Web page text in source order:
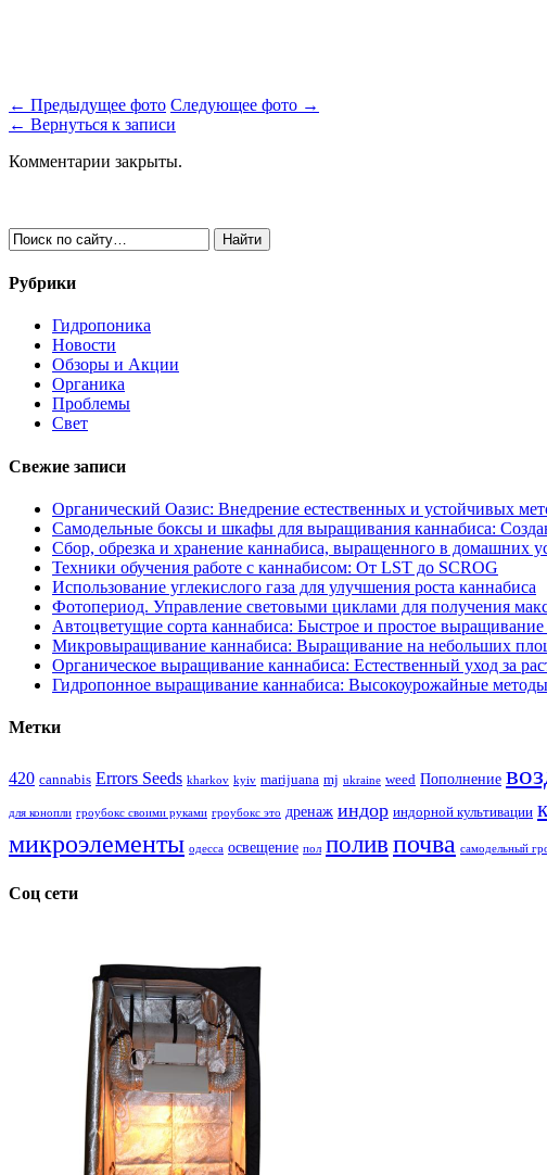
← Предыдущее фото Следующее фото →
← Вернуться к записи
Комментарии закрыты.
Рубрики
Гидропоника
Новости
Обзоры и Акции
Органика
Проблемы
Свет
Свежие записи
Органический Оазис: Внедрение естественных и устойчивых
Самодельные боксы и шкафы для выращивания каннабиса:
Сбор, обрезка и хранение каннабиса, выращенного в домашних
Техники обучения работе с каннабисом: От LST до SCROG
Использование углекислого газа для улучшения роста каннабиса
Фотопериод. Управление световыми циклами для получения
Автоцветущие сорта каннабиса: Быстрое и простое
Микровыращивание каннабиса: Выращивание на небольших
Органическое выращивание каннабиса: Естественный уход за
Гидропонное выращивание каннабиса: Высокоурожайные
Метки
420 cannabis Errors Seeds kharkov kyiv marijuana mj ukraine weed Пополнение
для конопли гроубокс своими руками гроубокс это дренаж индор индорной культивации
микроэлементы одесса освещение пол полив почва самодельный
Соц сети